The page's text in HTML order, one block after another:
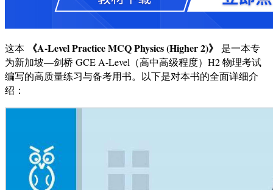
这本 《A-Level Practice MCQ Physics (Higher 2)》
是一本专
为新加坡—剑桥 GCE A-Level（高中高级程度）H2 物理考试
编写的高质量练习与备考用书。以下是对本书的全面详细介
绍：